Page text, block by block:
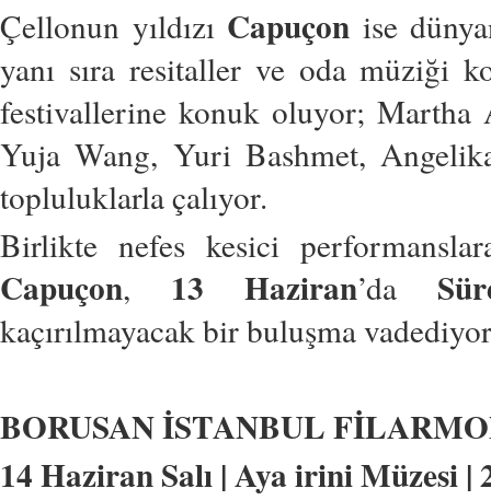
Çellonun yıldızı Capuçon ise
yanı sıra resitaller ve oda müziği
festivallerine konuk oluyor;
Yuja Wang, Yuri Bashmet,
topluluklarla çalıyor.
Birlikte nefes kesici
Capuçon, 13 Haziran’da
kaçırılmayacak bir buluşma
BORUSAN İSTANBUL
14 Haziran Salı | Aya irini Müzesi |